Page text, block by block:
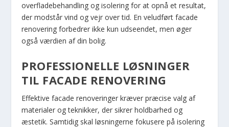
overfladebehandling og isolering for at opnå et resultat,
der modstår vind og vejr over tid. En veludført facade
renovering forbedrer ikke kun udseendet, men øger
også værdien af din bolig.
PROFESSIONELLE LØSNINGER
TIL FACADE RENOVERING
Effektive facade renoveringer kræver præcise valg af
materialer og teknikker, der sikrer holdbarhed og
æstetik. Samtidig skal løsningerne fokusere på isolering